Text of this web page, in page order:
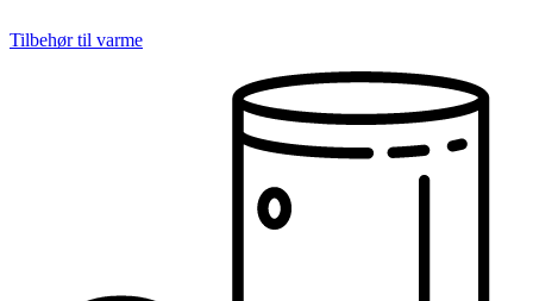
Tilbehør til varme